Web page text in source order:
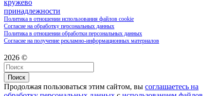
кружево
принадлежности
Политика в отношении использования файлов cookie
Согласие на обработку персональных данных
Политика в отношении обработки персональных данных
Согласие на получение рекламно-информационных материалов
2026 ©
Поиск
Продолжая пользоваться этим сайтом, вы соглашаетесь на